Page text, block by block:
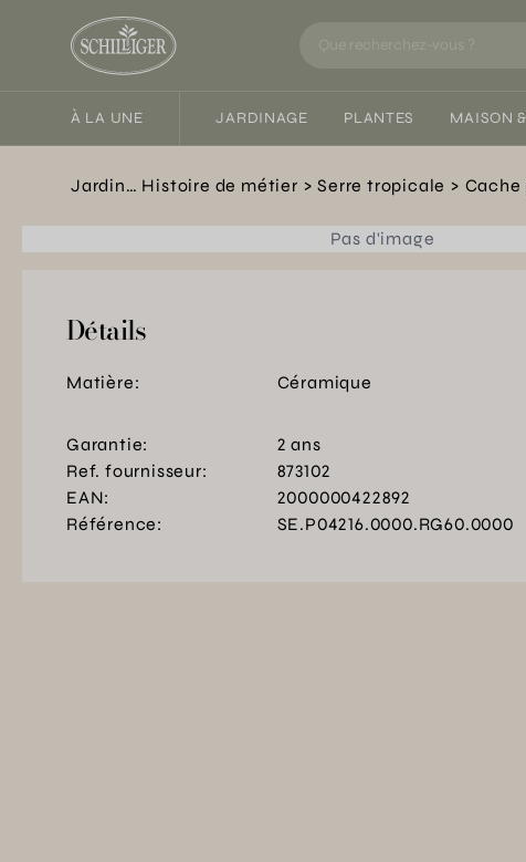
À LA UNE JARDINAGE PLANTES MAISON
Jardin… Histoire de métier Serre tropicale Cache
Pas d'image
Détails
Matière: Céramique
Garantie:
2 ans
Ref. fournisseur:
873102
EAN:
2000000422892
Référence:
SE.P04216.0000.RG60.0000